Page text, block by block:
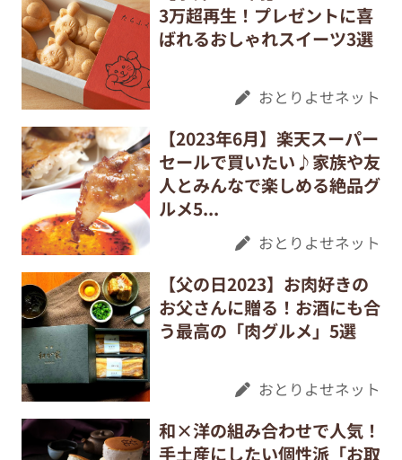
3万超再生！プレゼントに喜
ばれるおしゃれスイーツ3選
おとりよせネット
【2023年6月】楽天スーパー
セールで買いたい♪家族や友
人とみんなで楽しめる絶品グ
ルメ5...
おとりよせネット
【父の日2023】お肉好きの
お父さんに贈る！お酒にも合
う最高の「肉グルメ」5選
おとりよせネット
和×洋の組み合わせで人気！
手土産にしたい個性派「お取